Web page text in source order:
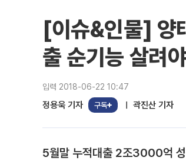
[이슈&인물] 양
출 순기능 살려
입력 2018-06-22 10:47
정용욱 기자 구독 곽진산 기자
5월말 누적대출 2조3000억